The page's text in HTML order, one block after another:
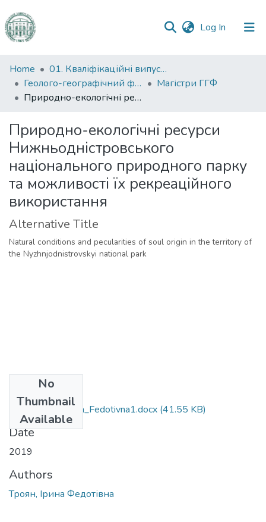
Log In (current)
Communities
&
Collections
Statistics
Home
01. Кваліфікаційні випускні роботи здобувачів вищої освіти
Геолого-географічний факультет
Магістри ГГФ
Природно-екологічні ресурси Нижньодністровського національного природного парку та можливості їх рекреаційного використання
Природно-екологічні ресурси
Нижньодністровського
національного природного парку
та можливості їх рекреаційного
використання
Alternative Title
Natural conditions and pecularities of soul origin in the territory of
the Nyzhnjodnistrovskyi national park
No
Thumbnail
Available
106_Troyan_Iryina_Fedotivna1.docx (41.55 KB)
Date
2019
Authors
Троян, Ірина Федотівна